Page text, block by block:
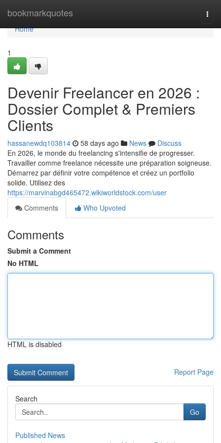
bookmarkquotes
Home
Home
1
Devenir Freelancer en 2026 :
Dossier Complet & Premiers
Clients
hassanewdq103814 58 days ago News
Discuss
En 2026, le monde du freelancing s'intensifie de progresser.
Travailler comme freelance nécessite une préparation soigneuse.
Démarrez par définir votre compétence et créez un portfolio
solide. Utilisez des
https://marvinabgd465472.wikiworldstock.com/user
Comments
Who Upvoted
Comments
Submit a Comment
No HTML
HTML is disabled
Report Page
Search
Go
Published News